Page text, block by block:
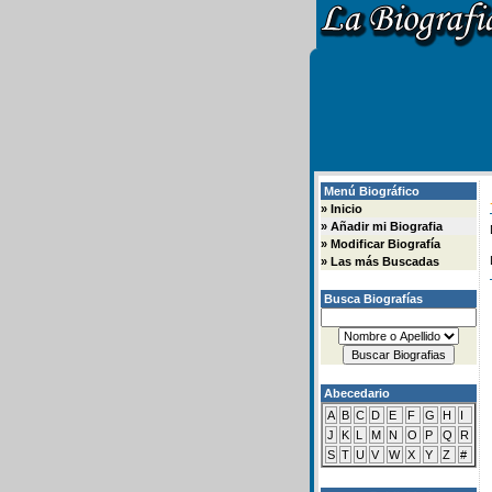
Menú Biográfico
» Inicio
» Añadir mi Biografia
» Modificar Biografía
» Las más Buscadas
Busca Biografías
Abecedario
A B C D E F G H
I
J
K L M N O P Q
R
S T U V W X Y Z #